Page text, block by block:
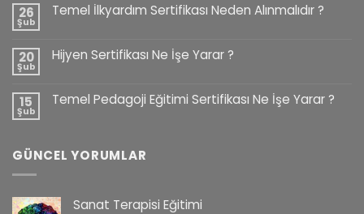
26
Şub
Temel İlkyardım Sertifikası Neden Alınmalıdır ?
20
Şub
Hijyen Sertifikası Ne İşe Yarar ?
15
Şub
Temel Pedagoji Eğitimi Sertifikası Ne İşe Yarar ?
GÜNCEL YORUMLAR
Sanat Terapisi Eğitimi